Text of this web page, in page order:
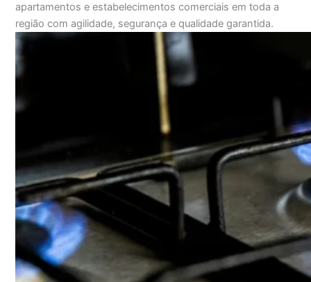
apartamentos e estabelecimentos comerciais em toda a
região com agilidade, segurança e qualidade garantida.